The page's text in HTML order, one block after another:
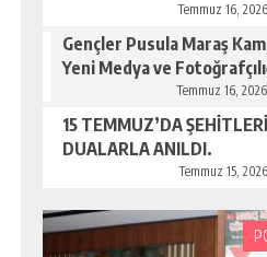
Temmuz 16,
Gençler Pusula Maraş
Yeni Medya ve
Temmuz 16,
15 TEMMUZ’DA
DUALARLA ANILDI.
Temmuz 15,